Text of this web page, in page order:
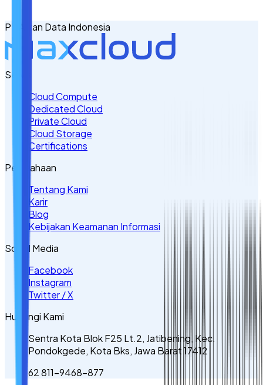
Tulis Kebutuhan Anda di Sini
PT Awan Data Indonesia
Servis
Cloud Compute
Dedicated Cloud
Private Cloud
Cloud Storage
Certifications
Perusahaan
Tentang Kami
Karir
Blog
Kebijakan Keamanan Informasi
Sosial Media
Facebook
Instagram
Twitter / X
Hubungi Kami
Sentra Kota Blok F25 Lt.2, Jatibening, Kec.
Pondokgede, Kota Bks, Jawa Barat 17412
62 811-9468-877